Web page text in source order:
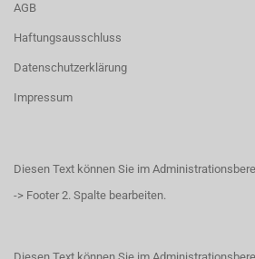
AGB
Haftungsausschluss
Datenschutzerklärung
Impressum
Diesen Text können Sie im
-> Footer 2. Spalte bearbeiten.